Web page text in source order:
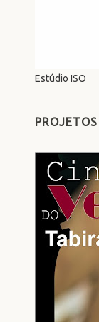
Estúdio ISO
PROJETOS